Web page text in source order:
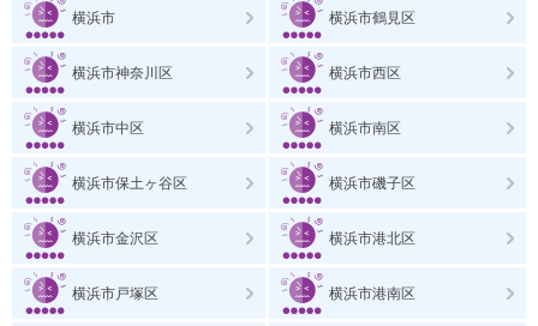
横浜市 横浜市鶴見区
横浜市神奈川区 横浜市西区
横浜市中区 横浜市南区
横浜市保土ヶ谷区 横浜市磯子区
横浜市金沢区 横浜市港北区
横浜市戸塚区 横浜市港南区